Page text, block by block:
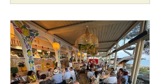
2025, l’écrin parfait pour un moment
où la gastronomie rencontrait la
musique, et où la convivialité se
mêlait à un geste solidaire. Organisé
en partenariat avec le Mima Club